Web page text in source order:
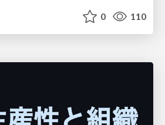
0 110